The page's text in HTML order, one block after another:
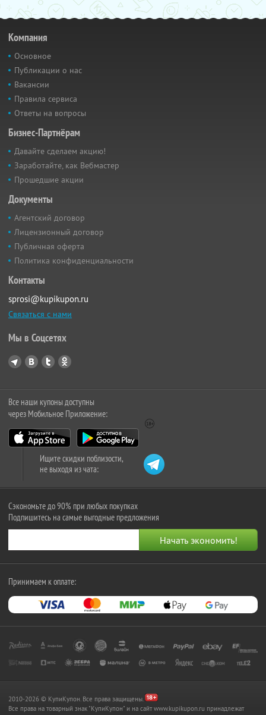
Компания
Основное
Публикации о нас
Вакансии
Правила сервиса
Ответы на вопросы
Бизнес-Партнёрам
Давайте сделаем акцию!
Заработайте, как Вебмастер
Прошедшие акции
Документы
Агентский договор
Лицензионный договор
Публичная оферта
Политика конфиденциальности
Контакты
sprosi@kupikupon.ru
Связаться с нами
Мы в Соцсетях
Все наши купоны доступны
через Мобильное Приложение:
Ищите скидки поблизости,
не выходя из чата:
Сэкономьте до 90% при любых покупках
Подпишитесь на самые выгодные предложения
Принимаем к оплате:
2010-2026 © КупиКупон. Все права защищены.
Все права на товарный знак "КупиКупон" и на сайт www.kupikupon.ru принадлежат